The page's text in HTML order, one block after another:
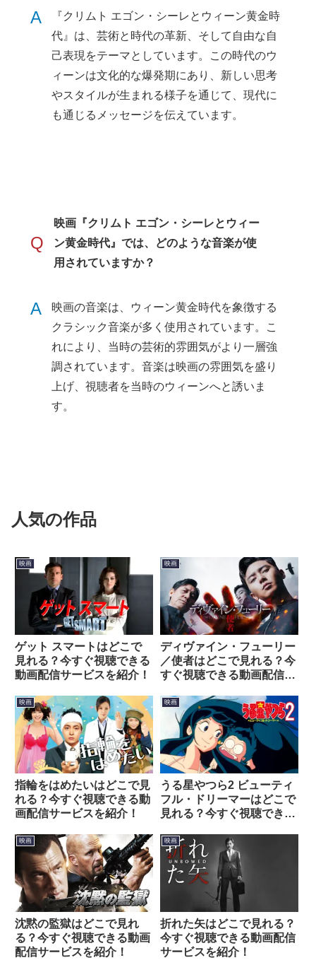
A
『クリムト エゴン・シーレとウィーン黄金時
代』は、芸術と時代の革新、そして自由な自
己表現をテーマとしています。この時代のウ
ィーンは文化的な爆発期にあり、新しい思考
やスタイルが生まれる様子を通じて、現代に
も通じるメッセージを伝えています。
Q
映画『クリムト エゴン・シーレとウィー
ン黄金時代』では、どのような音楽が使
用されていますか？
A
映画の音楽は、ウィーン黄金時代を象徴する
クラシック音楽が多く使用されています。こ
れにより、当時の芸術的雰囲気がより一層強
調されています。音楽は映画の雰囲気を盛り
上げ、視聴者を当時のウィーンへと誘いま
す。
人気の作品
映画
ゲット スマートはどこで
見れる？今すぐ視聴できる
動画配信サービスを紹介！
映画
ディヴァイン・フューリー
／使者はどこで見れる？今
すぐ視聴できる動画配信サ
映画
指輪をはめたいはどこで見
れる？今すぐ視聴できる動
画配信サービスを紹介！
映画
うる星やつら2 ビューティ
フル・ドリーマーはどこで
見れる？今すぐ視聴できる
映画
沈黙の監獄はどこで見れ
る？今すぐ視聴できる動画
配信サービスを紹介！
映画
折れた矢はどこで見れる？
今すぐ視聴できる動画配信
サービスを紹介！